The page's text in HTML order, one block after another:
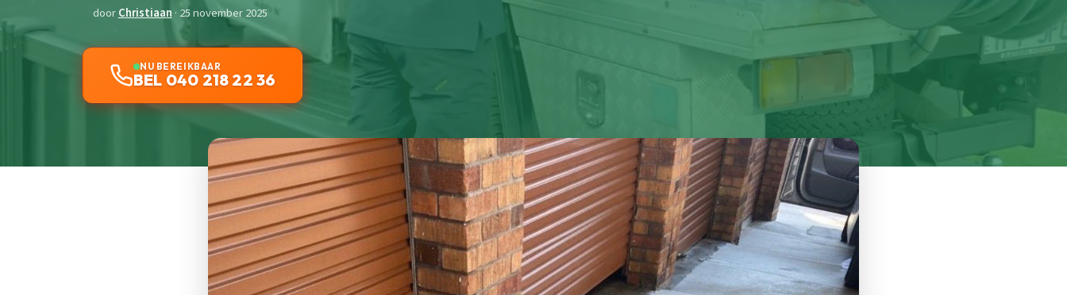
doorChristiaan · 25 november 2025
NU BEREIKBAAR
BEL 040 218 22 36